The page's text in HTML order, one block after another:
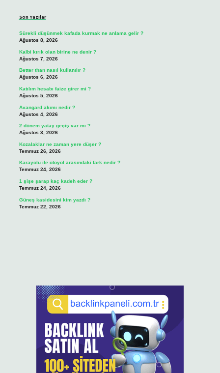
Son Yazılar
Sürekli düşünmek kafada kurmak ne anlama gelir ?
Ağustos 8, 2026
Kalbi kırık olan birine ne denir ?
Ağustos 7, 2026
Better than nasıl kullanılır ?
Ağustos 6, 2026
Katılım hesabı faize girer mi ?
Ağustos 5, 2026
Avangard akımı nedir ?
Ağustos 4, 2026
2 dönem yatay geçiş var mı ?
Ağustos 3, 2026
Kozalaklar ne zaman yere düşer ?
Temmuz 26, 2026
Karayolu ile otoyol arasındaki fark nedir ?
Temmuz 24, 2026
1 şişe şarap kaç kadeh eder ?
Temmuz 24, 2026
Güneş kasidesini kim yazdı ?
Temmuz 22, 2026